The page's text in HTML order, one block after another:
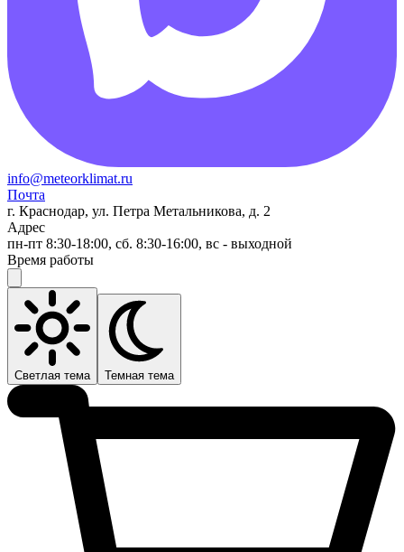
info@meteorklimat.ru
Почта
г. Краснодар, ул. Петра Метальникова, д. 2
Адрес
пн-пт 8:30-18:00, сб. 8:30-16:00, вс - выходной
Время работы
Светлая тема Темная тема